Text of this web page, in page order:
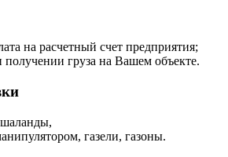
на расчетный счет предприятия;
груза на Вашем объекте.
газели, газоны.